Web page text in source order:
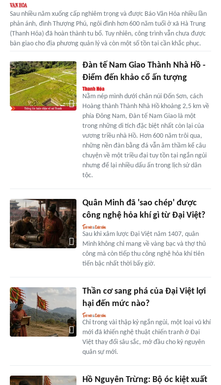
Sau nhiều năm xuống cấp nghiêm trọng và được Báo Văn Hóa nhiều lần
phản ánh, đình Thượng Phú, ngôi đình hơn 600 năm tuổi ở xã Hà Trung
(Thanh Hóa) đã hoàn thành tu bổ. Tuy nhiên, công trình vẫn chưa được
bàn giao cho địa phương quản lý và còn một số tồn tại cần khắc phục.
Đàn tế Nam Giao Thành Nhà Hồ -
Điểm đến khảo cổ ấn tượng
Nằm nép mình dưới chân núi Đốn Sơn, cách
Hoàng thành Thành Nhà Hồ khoảng 2,5 km về
phía Đông Nam, Đàn tế Nam Giao là một
trong những di tích đặc biệt nhất còn lại của
vương triều nhà Hồ. Hơn 600 năm trôi qua,
những nền đàn bằng đá vẫn âm thầm kể câu
chuyện về một triều đại tuy tồn tại ngắn ngủi
nhưng để lại nhiều dấu ấn trong lịch sử dân
tộc.
Quân Minh đã 'sao chép' được
công nghệ hỏa khí gì từ Đại Việt?
Sau khi xâm lược Đại Việt năm 1407, quân
Minh không chỉ mang về vàng bạc và thợ thủ
công mà còn tiếp thu công nghệ hỏa khí tiên
tiến bậc nhất thời bấy giờ.
Thần cơ sang phá của Đại Việt lợi
hại đến mức nào?
Chỉ trong vài thập kỷ ngắn ngủi, một loại vũ khí
mới đã khiến nghệ thuật chiến tranh ở Đại
Việt thay đổi sâu sắc, mở đầu cho kỷ nguyên
quân sự mới.
Hồ Nguyên Trừng: Bộ óc kiệt xuất